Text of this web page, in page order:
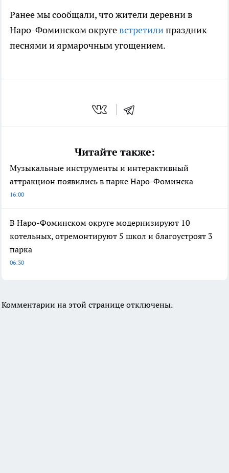
Ранее мы сообщали, что жители деревни в
Наро-Фоминском округевстретилипраздник
песнями и ярмарочным угощением.
Читайте также:
Музыкальные инструменты и интерактивный
аттракцион появились в парке Наро-Фоминска
16:00
В Наро-Фоминском округе модернизируют 10
котельных, отремонтируют 5 школ и благоустроят 3
парка
06:30
Комментарии на этой странице отключены.